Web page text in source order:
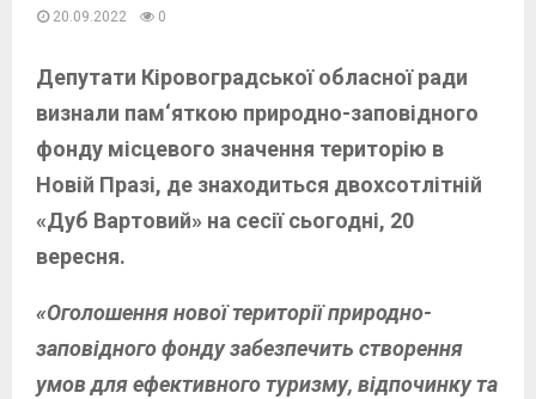
20.09.2022 0
Депутати Кіровоградської обласної ради
визнали пам‘яткою природно-заповідного
фонду місцевого значення територію в
Новій Празі, де знаходиться двохсотлітній
«Дуб Вартовий» на сесії сьогодні, 20
вересня.
«Оголошення нової території природно-
заповідного фонду забезпечить створення
умов для ефективного туризму, відпочинку та